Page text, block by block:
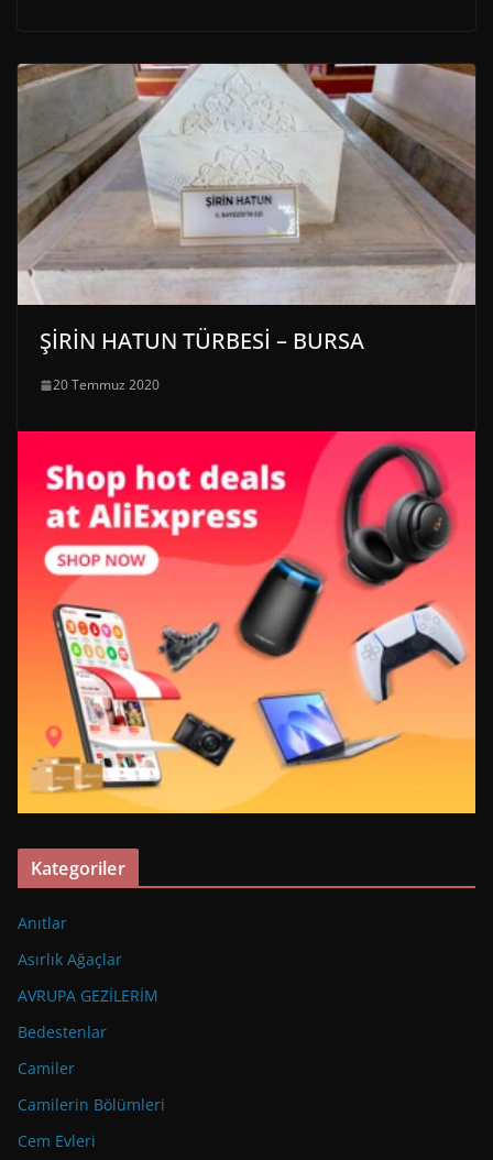
ŞİRİN HATUN TÜRBESİ – BURSA
20 Temmuz 2020
Kategoriler
Anıtlar
Asırlık Ağaçlar
AVRUPA GEZİLERİM
Bedestenlar
Camiler
Camilerin Bölümleri
Cem Evleri